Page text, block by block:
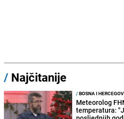
/ Najčitanije
/BOSNA I
Meteorolog
temperatura: